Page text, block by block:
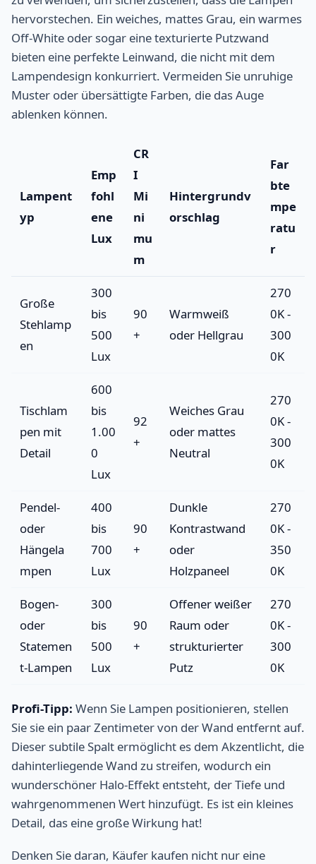
hervorstechen. Ein weiches, mattes Grau, ein warmes
Off-White oder sogar eine texturierte Putzwand
bieten eine perfekte Leinwand, die nicht mit dem
Lampendesign konkurriert. Vermeiden Sie unruhige
Muster oder übersättigte Farben, die das Auge
ablenken können.
Lampent
yp
Emp
fohl
ene
Lux
CR
I
Mi
ni
mu
m
Hintergrundv
orschlag
Far
bte
mpe
ratu
r
Große
Stehlamp
en
300
bis
500
Lux
90
+
Warmweiß
oder Hellgrau
270
0K -
300
0K
Tischlam
pen mit
Detail
600
bis
1.00
0
Lux
92
+
Weiches Grau
oder mattes
Neutral
270
0K -
300
0K
Pendel-
oder
Hängela
mpen
400
bis
700
Lux
90
+
Dunkle
Kontrastwand
oder
Holzpaneel
270
0K -
350
0K
Bogen-
oder
Statemen
t-Lampen
300
bis
500
Lux
90
+
Offener weißer
Raum oder
strukturierter
Putz
270
0K -
300
0K
Profi-Tipp: Wenn Sie Lampen positionieren, stellen
Sie sie ein paar Zentimeter von der Wand entfernt auf.
Dieser subtile Spalt ermöglicht es dem Akzentlicht, die
dahinterliegende Wand zu streifen, wodurch ein
wunderschöner Halo-Effekt entsteht, der Tiefe und
wahrgenommenen Wert hinzufügt. Es ist ein kleines
Detail, das eine große Wirkung hat!
Denken Sie daran, Käufer kaufen nicht nur eine